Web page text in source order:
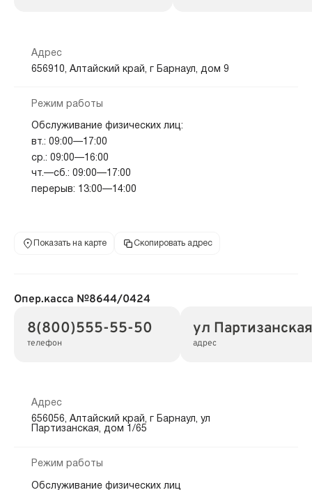
Адрес
656910, Алтайский край, г Барнаул, дом 9
Режим работы
Обслуживание физических лиц:
вт.: 09:00—17:00
ср.: 09:00—16:00
чт.—сб.: 09:00—17:00
перерыв: 13:00—14:00
Показать на карте Скопировать адрес
Опер.касса №8644/0424
8(800)555-55-50
телефон
ул
адрес
Адрес
656056, Алтайский край, г Барнаул, ул
Партизанская, дом 1/65
Режим работы
Обслуживание физических лиц